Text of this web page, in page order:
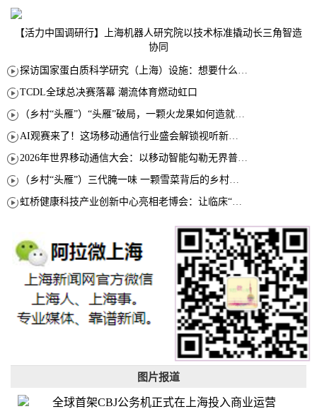
【活力中国调研行】上海机器人研究院以技术标准撬动长三角智造
协同
探访国家蛋白质科学研究（上海）设施：想要什么蛋白 AI直接设计合成
TCDL全球总决赛落幕 潮流体育燃动虹口
（乡村“头雁”）“头雁”破局，一颗火龙果如何造就沪上乡村特色产业化路径
AI观赛来了！这场移动通信行业盛会解锁视听新玩法
2026年世界移动通信大会：以移动智能勾勒无界普惠新愿景
（乡村“头雁”）三代腌一味 一颗雪菜背后的乡村致富经
虹桥健康科技产业创新中心亮相老博会：让临床“需求”定义银发经济新生态
图片报道